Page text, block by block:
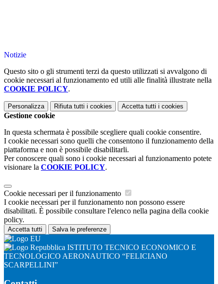
Notizie
Questo sito o gli strumenti terzi da questo utilizzati si avvalgono di
cookie necessari al funzionamento ed utili alle finalità illustrate nella
COOKIE POLICY.
Personalizza Rifiuta tutti i cookies Accetta tutti i cookies
Gestione cookie
In questa schermata è possibile scegliere quali cookie consentire.
I cookie necessari sono quelli che consentono il funzionamento della
piattaforma e non è possibile disabilitarli.
Per conoscere quali sono i cookie necessari al funzionamento potete
visionare la COOKIE POLICY.
Cookie necessari per il funzionamento
I cookie necessari per il funzionamento non possono essere
disabilitati. È possibile consultare l'elenco nella pagina della cookie
policy.
Accetta tutti Salva le preferenze
ISTITUTO TECNICO ECONOMICO E
TECNOLOGICO AERONAUTICO “FELICIANO
SCARPELLINI”